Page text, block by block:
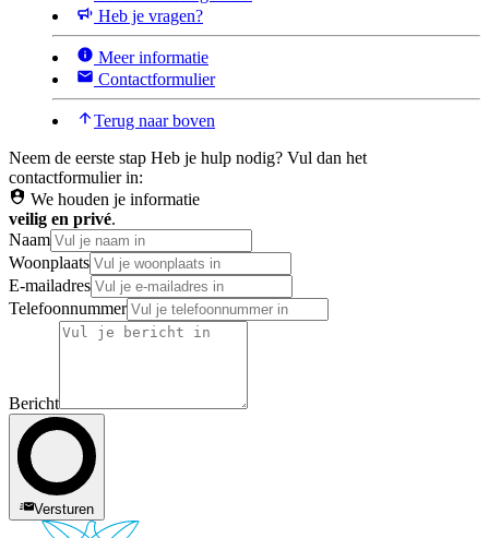
Heb je vragen?
Meer informatie
Contactformulier
Terug naar boven
Neem de eerste stap Heb je hulp nodig? Vul dan het
contactformulier in:
We houden je informatie
veilig en privé.
Naam
Woonplaats
E-mailadres
Telefoonnummer
Bericht
Versturen